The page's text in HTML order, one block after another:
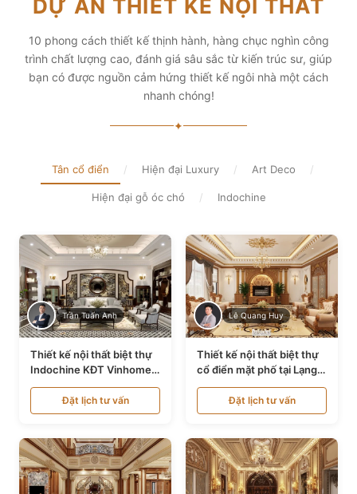
diện tích và thẩm mỹ
Xem chi tiết
DỰ ÁN THIẾT KẾ NỘI THẤT
10 phong cách thiết kế thịnh hành, hàng chục nghìn công
trình chất lượng cao, đánh giá sâu sắc từ kiến trúc sư, giúp
bạn có được nguồn cảm hứng thiết kế ngôi nhà một cách
nhanh chóng!
✦
Tân cổ điển / Hiện đại Luxury / Art Deco /
Hiện đại gỗ óc chó / Indochine
Trần Tuấn Anh
Thiết kế nội thất biệt thự
Indochine KĐT Vinhomes
Ocean Park NT24600
Đặt lịch tư vấn
Lê Quang Huy
Thiết kế nội thất biệt thự
cổ điển mặt phố tại Lạng
Sơn NT24534
Đặt lịch tư vấn